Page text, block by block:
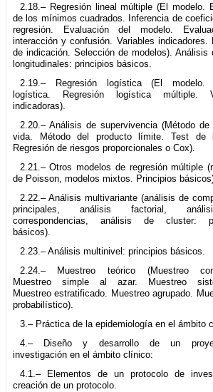
2.18.– Regresión lineal múltiple (El modelo.
de los mínimos cuadrados. Inferencia de
regresión. Evaluación del modelo.
interacción y confusión. Variables indicadores.
de indicación. Selección de modelos). Análisis
longitudinales: principios básicos.
2.19.– Regresión logística (El modelo.
logística. Regresión logística múltiple.
indicadoras).
2.20.– Análisis de supervivencia (Método de
vida. Método del producto límite. Test de
Regresión de riesgos proporcionales o Cox).
2.21.– Otros modelos de regresión múltiple
de Poisson, modelos mixtos. Principios
2.22.– Análisis multivariante (análisis de
principales, análisis factorial,
correspondencias, análisis de cluster:
básicos).
2.23.– Análisis multinivel: principios básicos.
2.24.– Muestreo teórico (Muestreo
Muestreo simple al azar. Muestreo
Muestreo estratificado. Muestreo agrupado.
probabilístico).
3.– Práctica de la epidemiología en el ámbito
4.– Diseño y desarrollo de un
investigación en el ámbito clínico:
4.1.– Elementos de un protocolo de
creación de un protocolo.